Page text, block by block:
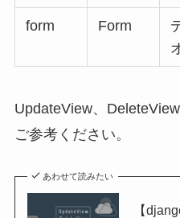
form Form
UpdateView、
ご参考ください。
あわせて読みたい
【